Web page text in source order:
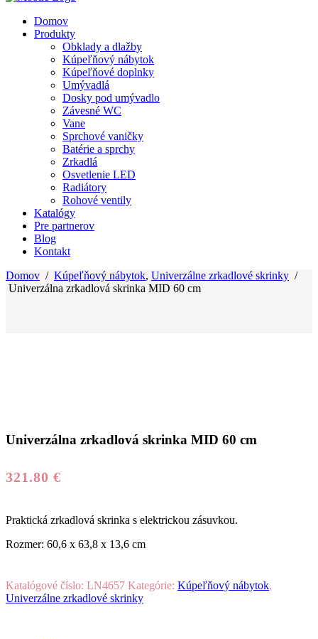
Domov
Produkty
Obklady a dlažby
Kúpeľňový nábytok
Kúpeľňové doplnky
Umývadlá
Dosky pod umývadlo
Závesné WC
Vane
Sprchové vaničky
Batérie a sprchy
Zrkadlá
Osvetlenie LED
Radiátory
Rohové ventily
Katalógy
Pre partnerov
Blog
Kontakt
Domov / Kúpeľňový nábytok, Univerzálne zrkadlové skrinky /
Univerzálna zrkadlová skrinka MID 60 cm
Univerzálna zrkadlová skrinka MID 60 cm
321.80 €
Praktická zrkadlová skrinka s elektrickou zásuvkou.
Rozmer: 60,6 x 63,8 x 13,6 cm
Katalógové číslo: LN4657 Kategórie: Kúpeľňový nábytok,
Univerzálne zrkadlové skrinky